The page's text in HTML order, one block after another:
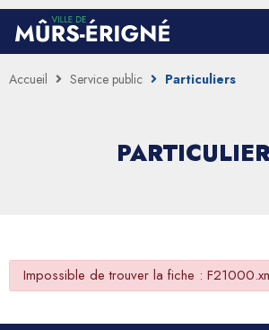
Accueil Service public Particuliers
Impossible de trouver la fiche :